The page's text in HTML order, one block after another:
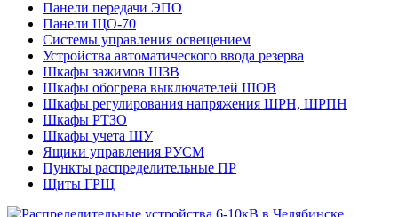
Панели передачи ЭПО
Панели ЩО-70
Системы управления освещением
Устройства автоматического ввода резерва
Шкафы зажимов ШЗВ
Шкафы обогрева выключателей ШОВ
Шкафы регулирования напряжения ШРН, ШРПН
Шкафы РТЗО
Шкафы учета ШУ
Ящики управления РУСМ
Пункты распределительные ПР
Щиты ГРЩ